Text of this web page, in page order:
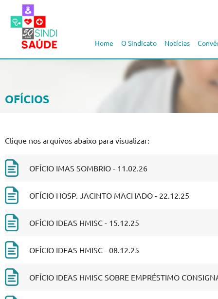
Notícias
O Sindicato
Home
OFÍCIOS
Clique nos arquivos abaixo para visualizar:
OFÍCIO IMAS SOMBRIO - 11.02.26
OFÍCIO HOSP. JACINTO MACHADO - 22.12.25
OFÍCIO IDEAS HMISC - 15.12.25
OFÍCIO IDEAS HMISC - 08.12.25
OFÍCIO IDEAS HMISC SOBRE EMPRÉSTIMO